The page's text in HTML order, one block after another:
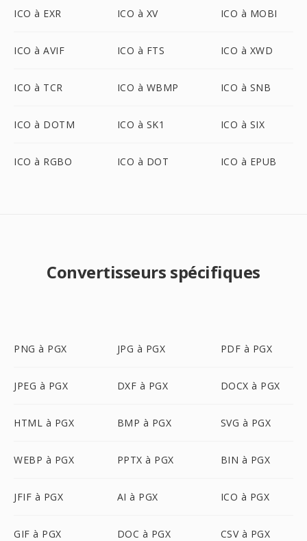
ICO à EXR ICO à XV ICO à MOBI
ICO à AVIF ICO à FTS ICO à XWD
ICO à TCR ICO à WBMP ICO à SNB
ICO à DOTM ICO à SK1 ICO à SIX
ICO à RGBO ICO à DOT ICO à EPUB
Convertisseurs spécifiques
PNG à PGX JPG à PGX PDF à PGX
JPEG à PGX DXF à PGX DOCX à PGX
HTML à PGX BMP à PGX SVG à PGX
WEBP à PGX PPTX à PGX BIN à PGX
JFIF à PGX AI à PGX ICO à PGX
GIF à PGX DOC à PGX CSV à PGX